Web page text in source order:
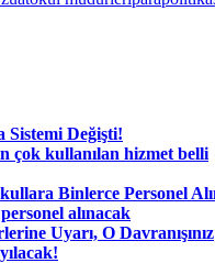
Sistemi Değişti!
çok kullanılan hizmet belli
Binlerce Personel
alınacak
Uyarı, O Davranışınız